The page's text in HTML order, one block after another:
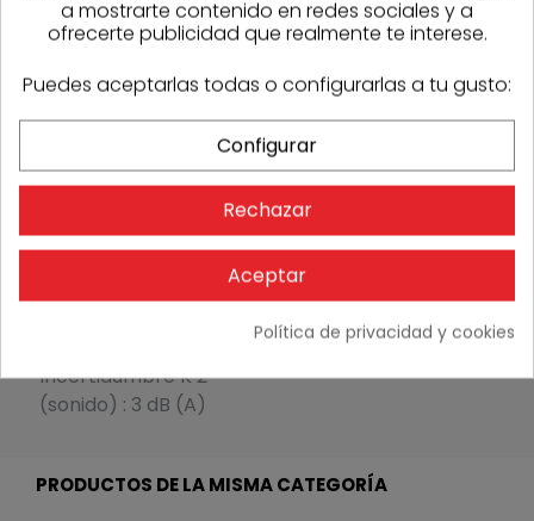
(vibración) : 1,5 m/s²
Mano/Brazo- Cincel :
8,5 m/s²
(vibración : 1,5 mm
dB (A)
Incertidumbre K 2
(sonido) : 3 dB (A)
PRODUCTOS DE LA MISMA CATEGORÍA
a mostrarte contenido en redes sociales y a
ofrecerte publicidad que realmente te interese.
Puedes aceptarlas todas o configurarlas a tu gusto:
Configurar
Rechazar
Aceptar
Política de privacidad y cookies